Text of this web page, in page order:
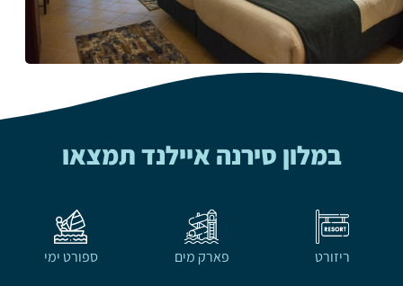
במלון סירנה איילנד תמצאו
ריזורט פארק מים ספורט ימי